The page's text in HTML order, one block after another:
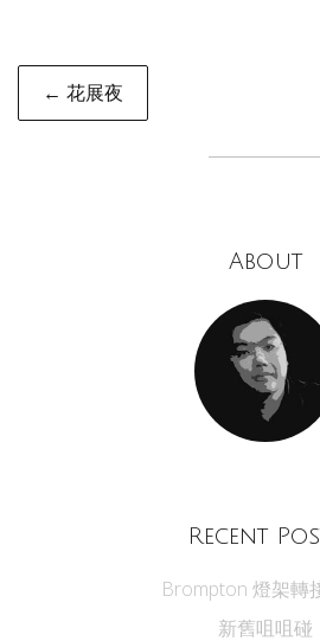
Post
navigation
← 花展夜
About
Recent
Brompton 燈架轉
新舊咀咀碰